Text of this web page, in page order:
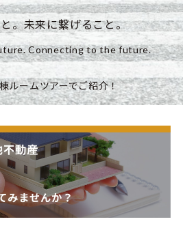
。未来に繋げること。
Connecting to the future.
ルームツアーでご紹介！